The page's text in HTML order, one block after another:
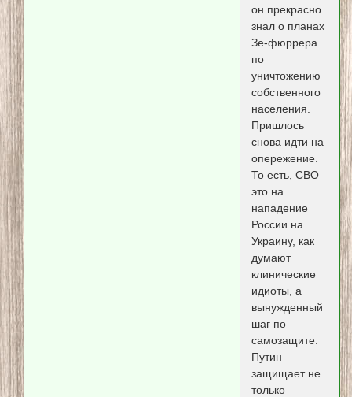
он прекрасно
знал о планах
Зе-фюррера
по
уничтожению
собственного
населения.
Пришлось
снова идти на
опережение.
То есть, СВО
это на
нападение
России на
Украину, как
думают
клинические
идиоты, а
вынужденный
шаг по
самозащите.
Путин
защищает не
только